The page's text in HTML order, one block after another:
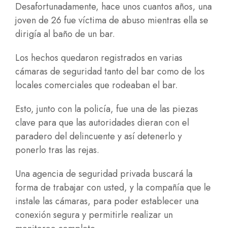
Desafortunadamente, hace unos cuantos años, una
joven de 26 fue víctima de abuso mientras ella se
dirigía al baño de un bar.
Los hechos quedaron registrados en varias
cámaras de seguridad tanto del bar como de los
locales comerciales que rodeaban el bar.
Esto, junto con la policía, fue una de las piezas
clave para que las autoridades dieran con el
paradero del delincuente y así detenerlo y
ponerlo tras las rejas.
Una agencia de seguridad privada buscará la
forma de trabajar con usted, y la compañía que le
instale las cámaras, para poder establecer una
conexión segura y permitirle realizar un